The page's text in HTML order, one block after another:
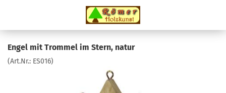
Engel mit Trommel im Stern, natur
(Art.Nr.: ES016)